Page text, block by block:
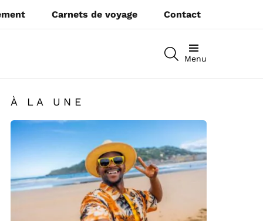
Carnets de voyage Contact
RECHERCHEZ
Menu
À LA UNE